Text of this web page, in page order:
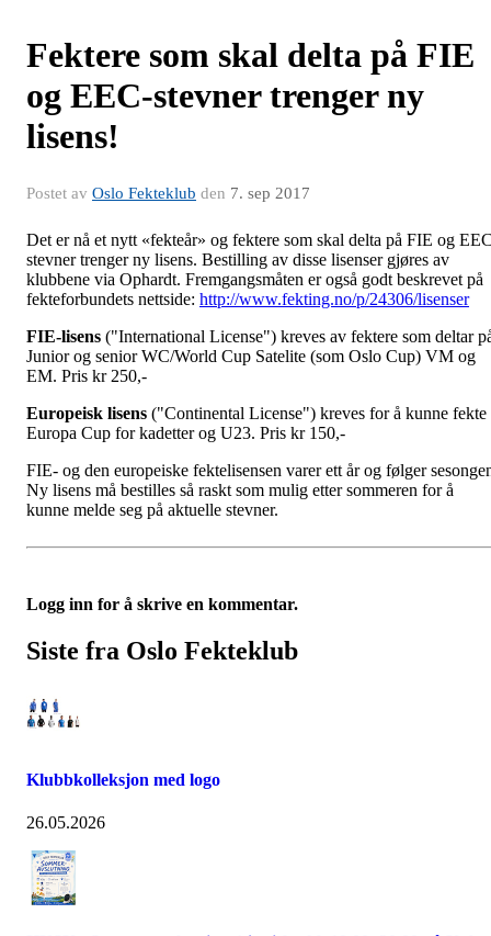
Fektere som skal delta på FIE
og EEC-stevner trenger ny
lisens!
Postet av Oslo Fekteklub den 7. sep 2017
Det er nå et nytt «fekteår» og fektere som skal delta på FIE og
stevner trenger ny lisens. Bestilling av disse lisenser gjøres av
klubbene via Ophardt. Fremgangsmåten er også godt beskrevet på
fekteforbundets nettside: http://www.fekting.no/p/24306/lisenser
FIE-lisens ("International License") kreves av fektere som deltar
Junior og senior WC/World Cup Satelite (som Oslo Cup) VM og
EM. Pris kr 250,-
Europeisk lisens ("Continental License") kreves for å kunne fekte
Europa Cup for kadetter og U23. Pris kr 150,-
FIE- og den europeiske fektelisensen varer ett år og følger
Ny lisens må bestilles så raskt som mulig etter sommeren for å
kunne melde seg på aktuelle stevner.
Logg inn for å skrive en kommentar.
Siste fra Oslo Fekteklub
Klubbkolleksjon med logo
26.05.2026